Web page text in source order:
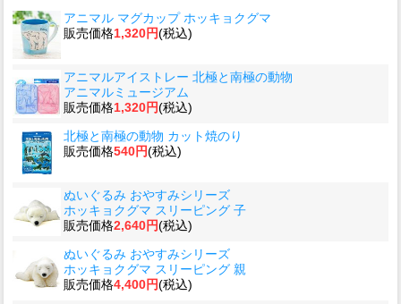
アニマル マグカップ ホッキョクグマ
販売価格1,320円(税込)
アニマルアイストレー 北極と南極の動物
アニマルミュージアム
販売価格1,320円(税込)
北極と南極の動物 カット焼のり
販売価格540円(税込)
ぬいぐるみ おやすみシリーズ
ホッキョクグマ スリーピング 子
販売価格2,640円(税込)
ぬいぐるみ おやすみシリーズ
ホッキョクグマ スリーピング 親
販売価格4,400円(税込)